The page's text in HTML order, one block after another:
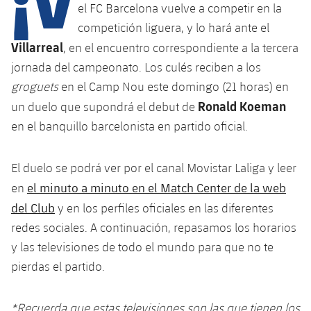
plusicon
más
Instalaciones
Spotify Camp Nou
Estadi Johan Cruyff
Barça Cafe
Ciutat Esportiva
La Masia
plusicon
más
SUB13
SUB12
SUB11 B
SUB10 A
SUB10 B
SUB9 A
SUB9 B
SUB8 A
SUB13 B
SUB12 C
Entradas
Gameday Shows
Resultados
Jugadores
Fotos
Historia
Base
Barça Atlètic
Junior
Cadete A
Infantil B
Mini
Campus Verano
PLUSICON
MÁS
Primer Equipo
plusicon
más
Actualidad
Entradas
Resultados
Clasificaciones
Barça Atlètic
plusicon
más
Calendario
Resultados
Clasificaciones
plusicon
Actualidad
Juvenil
Cadete A
PLUSICON
MÁS
Primer equipo
Actualidad
Calendario
Barça Atlètic
plusicon
más
Actualidad
el FC Barcelona vuelve a competir en la
competición liguera, y lo hará ante el
Villarreal, en el encuentro correspondiente a la tercera
jornada del campeonato. Los culés reciben a los
groguetsen el Camp Nou este domingo (21 horas) en
un duelo que supondrá el debut de Ronald Koeman
en el banquillo barcelonista en partido oficial.
El duelo se podrá ver por el canal Movistar Laliga y leer
en el minuto a minuto en el Match Center de la web
del Club y en los perfiles oficiales en las diferentes
redes sociales. A continuación, repasamos los horarios
y las televisiones de todo el mundo para que no te
pierdas el partido.
*Recuerda que estas televisiones son las que tienen los